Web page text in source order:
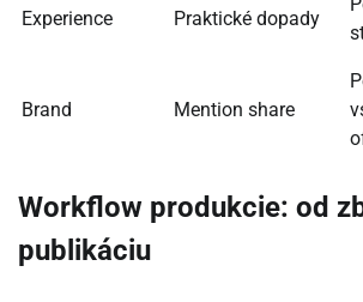
Experience Praktické dopady
Brand Mention share
Workflow produkcie: od
publikáciu